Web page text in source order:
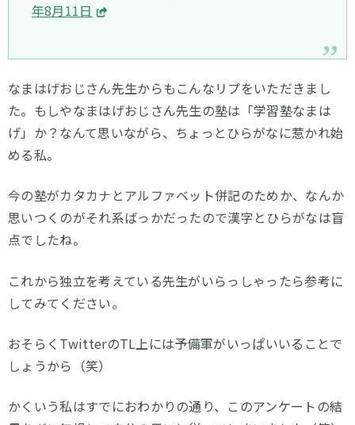
年8月11日
なまはげおじさん先生からもこんなリプをいただきまし
た。もしやなまはげおじさん先生の塾は「学習塾なまは
げ」か？なんて思いながら、ちょっとひらがなに惹かれ始
める私。
今の塾がカタカナとアルファベット併記のためか、なんか
思いつくのがそれ系ばっかだったので漢字とひらがなは盲
点でしたね。
これから独立を考えている先生がいらっしゃったら参考に
してみてください。
おそらくTwitterのTL上には予備軍がいっぱいいることで
しょうから（笑）
かくいう私はすでにおわかりの通り、このアンケートの結